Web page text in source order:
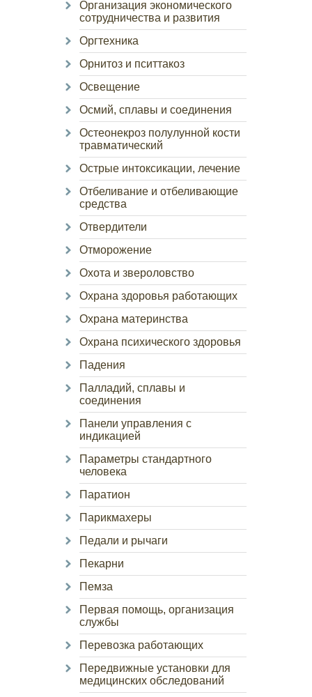
Организация экономического
сотрудничества и развития
Оргтехника
Орнитоз и пситтакоз
Освещение
Осмий, сплавы и соединения
Остеонекроз полулунной кости
травматический
Острые интоксикации, лечение
Отбеливание и отбеливающие
средства
Отвердители
Отморожение
Охота и звероловство
Охрана здоровья работающих
Охрана материнства
Охрана психического здоровья
Падения
Палладий, сплавы и
соединения
Панели управления с
индикацией
Параметры стандартного
человека
Паратион
Парикмахеры
Педали и рычаги
Пекарни
Пемза
Первая помощь, организация
службы
Перевозка работающих
Передвижные установки для
медицинских обследований